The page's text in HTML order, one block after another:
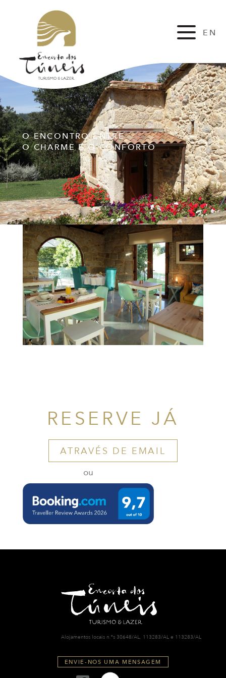
EN
O ENCONTRO ENTRE
O CHARME E O CONFORTO
RESERVE JÁ
ATRAVÉS DE EMAIL
ou
Alojamentos locais n.ºs 30648/AL, 113283/AL e 113283/AL
ENVIE-NOS UMA MENSAGEM